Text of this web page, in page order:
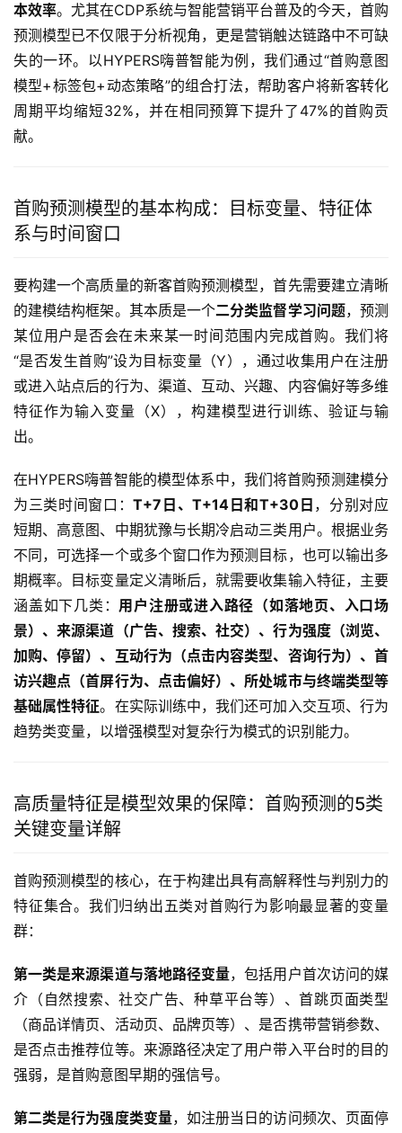
本效率。尤其在CDP系统与智能营销平台普及的今天，首购
预测模型已不仅限于分析视角，更是营销触达链路中不可缺
失的一环。以HYPERS嗨普智能为例，我们通过“首购意图
模型+标签包+动态策略”的组合打法，帮助客户将新客转化
周期平均缩短32%，并在相同预算下提升了47%的首购贡
献。
首购预测模型的基本构成：目标变量、特征体
系与时间窗口
要构建一个高质量的新客首购预测模型，首先需要建立清晰
的建模结构框架。其本质是一个二分类监督学习问题，预测
某位用户是否会在未来某一时间范围内完成首购。我们将
“是否发生首购”设为目标变量（Y），通过收集用户在注册
或进入站点后的行为、渠道、互动、兴趣、内容偏好等多维
特征作为输入变量（X），构建模型进行训练、验证与输
出。
在HYPERS嗨普智能的模型体系中，我们将首购预测建模分
为三类时间窗口：T+7日、T+14日和T+30日 ，分别对应
短期、高意图、中期犹豫与长期冷启动三类用户。根据业务
不同，可选择一个或多个窗口作为预测目标，也可以输出多
期概率。目标变量定义清晰后，就需要收集输入特征，主要
涵盖如下几类： 用户注册或进入路径（如落地页、入口场
景）、来源渠道（广告、搜索、社交）、行为强度（浏览、
加购、停留）、互动行为（点击内容类型、咨询行为）、首
访兴趣点（首屏行为、点击偏好）、所处城市与终端类型等
基础属性特征。在实际训练中，我们还可加入交互项、行为
趋势类变量，以增强模型对复杂行为模式的识别能力。
高质量特征是模型效果的保障：首购预测的5类
关键变量详解
首购预测模型的核心，在于构建出具有高解释性与判别力的
特征集合。我们归纳出五类对首购行为影响最显著的变量
群：
第一类是来源渠道与落地路径变量，包括用户首次访问的媒
介（自然搜索、社交广告、种草平台等）、首跳页面类型
（商品详情页、活动页、品牌页等）、是否携带营销参数、
是否点击推荐位等。来源路径决定了用户带入平台时的目的
强弱，是首购意图早期的强信号。
第二类是行为强度类变量，如注册当日的访问频次、页面停